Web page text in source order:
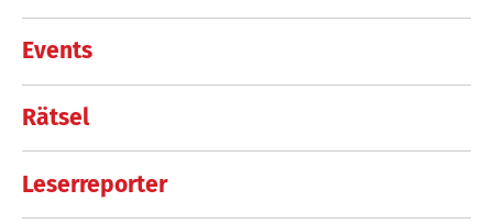
Events
Rätsel
Leserreporter